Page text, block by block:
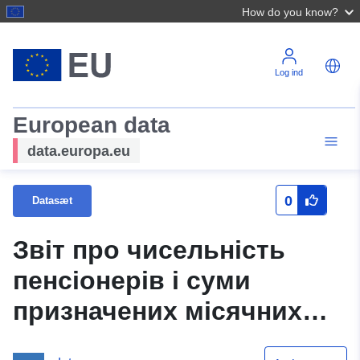
How do you know?
Log ind
European data
data.europa.eu
Datasæt 0
Звіт про чисельність
пенсіонерів і суми
призначених місячних